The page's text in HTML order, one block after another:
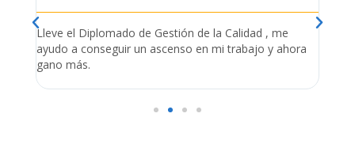
Lleve el Diplomado de Gestión de la Calidad , me
ayudo a conseguir un ascenso en mi trabajo y ahora
gano más.